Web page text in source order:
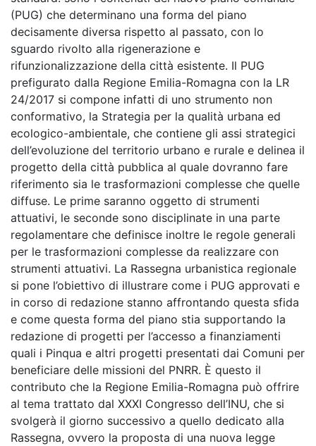
(PUG) che determinano una forma del piano
decisamente diversa rispetto al passato, con lo
sguardo rivolto alla rigenerazione e
rifunzionalizzazione della città esistente. Il PUG
prefigurato dalla Regione Emilia-Romagna con la LR
24/2017 si compone infatti di uno strumento non
conformativo, la Strategia per la qualità urbana ed
ecologico-ambientale, che contiene gli assi strategici
dell’evoluzione del territorio urbano e rurale e delinea il
progetto della città pubblica al quale dovranno fare
riferimento sia le trasformazioni complesse che quelle
diffuse. Le prime saranno oggetto di strumenti
attuativi, le seconde sono disciplinate in una parte
regolamentare che definisce inoltre le regole generali
per le trasformazioni complesse da realizzare con
strumenti attuativi. La Rassegna urbanistica regionale
si pone l’obiettivo di illustrare come i PUG approvati e
in corso di redazione stanno affrontando questa sfida
e come questa forma del piano stia supportando la
redazione di progetti per l’accesso a finanziamenti
quali i Pinqua e altri progetti presentati dai Comuni per
beneficiare delle missioni del PNRR. È questo il
contributo che la Regione Emilia-Romagna può offrire
al tema trattato dal XXXI Congresso dell’INU, che si
svolgerà il giorno successivo a quello dedicato alla
Rassegna, ovvero la proposta di una nuova legge